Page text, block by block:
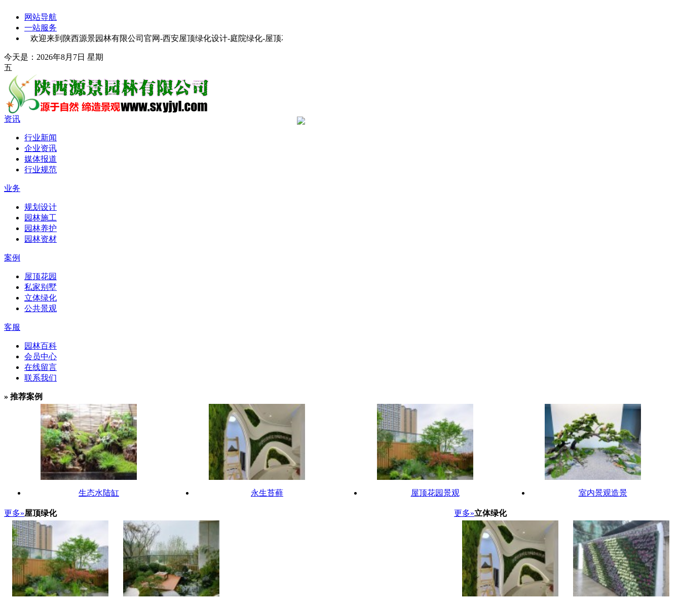
网站导航
一站服务
欢迎来到陕西源景园林有限公司官网-西安屋顶绿化设计-庭院绿化-屋顶花园-陕西园林景观设计公司！
今天是：2026年8月7日 星期
五
资讯
行业新闻
企业资讯
媒体报道
行业规范
业务
规划设计
园林施工
园林养护
园林资材
案例
屋顶花园
私家别墅
立体绿化
公共景观
客服
园林百科
会员中心
在线留言
联系我们
» 推荐案例
生态水陆缸 永生苔藓 屋顶花园景观 室内景观造景
更多»屋顶绿化 更多»立体绿化